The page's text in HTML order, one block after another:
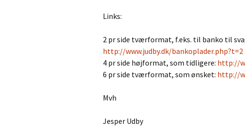
Links:
2 pr side tværformat, f.eks. til banko til
http://www.judby.dk/bankoplader.php?t=2
4 pr side højformat, som tidligere: http://
6 pr side tværformat, som ønsket: http://
Mvh
Jesper Udby